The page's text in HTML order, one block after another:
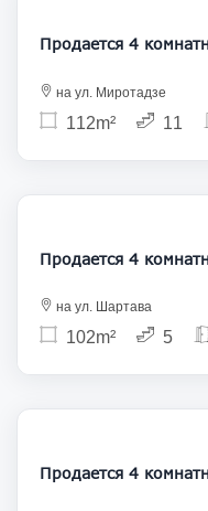
на ул. Миротадзе
112m² 11
на ул. Шартава
102m² 5